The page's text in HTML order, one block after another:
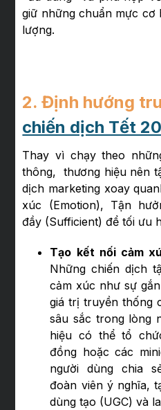
giữ những chuẩn mực cơ
lượng.
2. Định hướng
chiến dịch Tết
Thay vì chạy theo
thông, thương hiệu nên
dịch marketing xoay
xúc (Emotion), Tận
đầy (Sufficient) để tối ưu
Tạo kết nối cảm
Những chiến dịch
cảm xúc như sự
giá trị truyền thống
sâu sắc trong lòng
hiệu có thể tổ
đồng hoặc các
người dùng chia
đoàn viên ý nghĩa,
dùng tạo (UGC) và